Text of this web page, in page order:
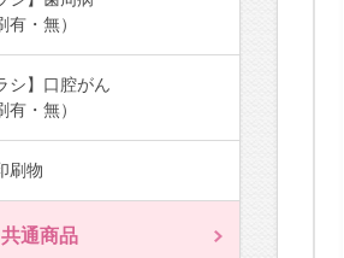
有・無）
ラシ】口腔がん
有・無）
刷物
共通商品